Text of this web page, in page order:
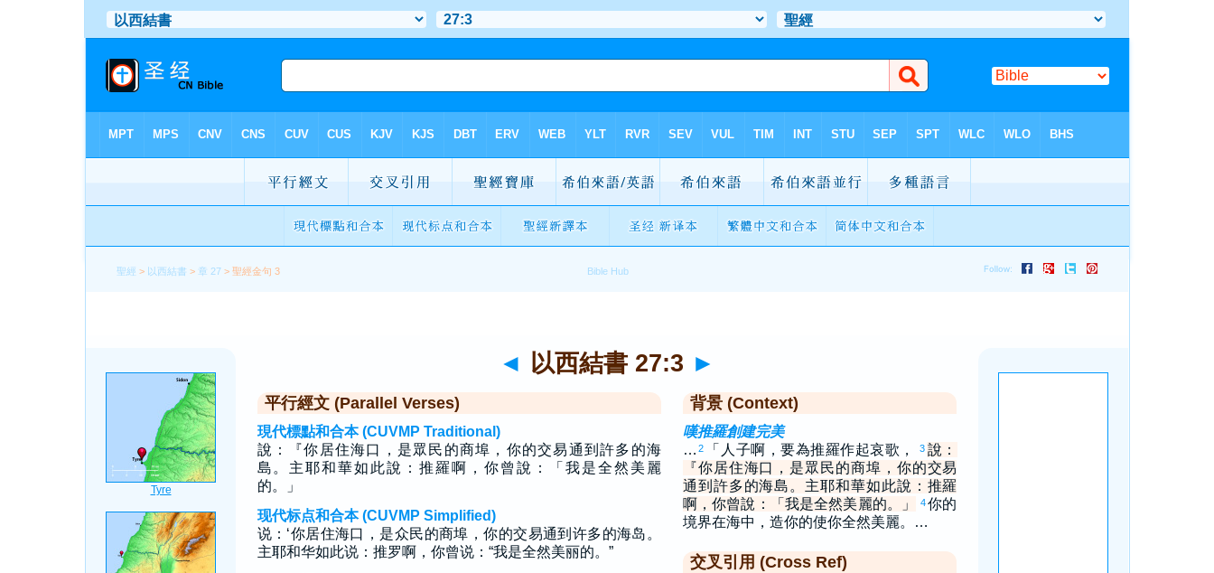
聖經 > 以西結書 > 章 27 > 聖經金句 3
◄ 以西結書 27:3 ►
平行經文 (Parallel Verses)
現代標點和合本 (CUVMP Traditional)
說：『你居住海口，是眾民的商埠，你的交易通到許多的海
島。主耶和華如此說：推羅啊，你曾說：「我是全然美麗
的。」
现代标点和合本 (CUVMP Simplified)
说：‘你居住海口，是众民的商埠，你的交易通到许多的海岛。
主耶和华如此说：推罗啊，你曾说：“我是全然美丽的。”
背景 (Context)
嘆推羅創建完美
… 2 「人子啊，要為推羅作起哀歌， 3 說：
『你居住海口，是眾民的商埠，你的交易
通到許多的海島。主耶和華如此說：推羅
啊，你曾說：「我是全然美麗的。」
4你的
境界在海中，造你的使你全然美麗。…
交叉引用 (Cross Ref)